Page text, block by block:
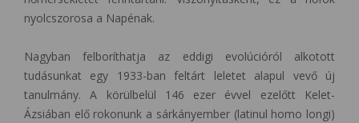
nyolcszorosa a Napénak.
Nagyban felboríthatja az eddigi evolúcióról alkotott
tudásunkat egy 1933-ban feltárt leletet alapul vevő új
tanulmány. A körülbelül 146 ezer évvel ezelőtt Kelet-
Ázsiában elő rokonunk a sárkányember (latinul homo longi)